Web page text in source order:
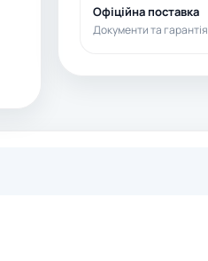
Офіційна поставка
Документи та гарантія